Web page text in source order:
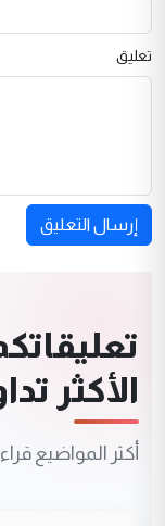
تعليق
إرسال التعليق
الأكثر
أكثر المواضيع